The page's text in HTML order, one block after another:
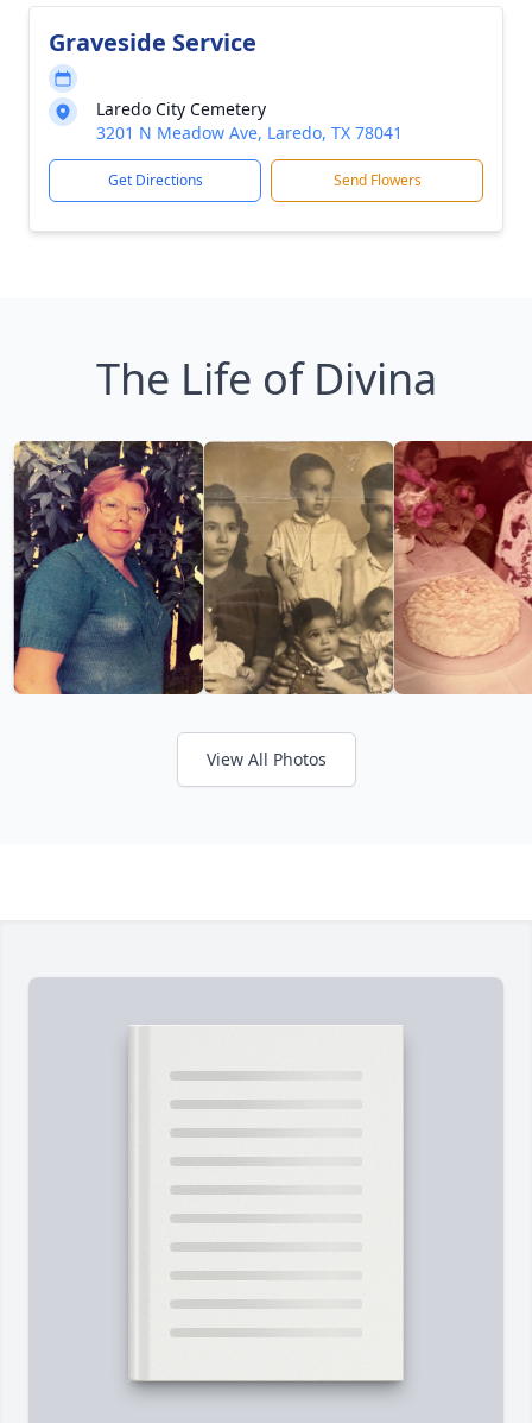
Graveside Service
Laredo City Cemetery
3201 N Meadow Ave, Laredo, TX 78041
Get Directions Send Flowers
The Life of Divina
View All Photos